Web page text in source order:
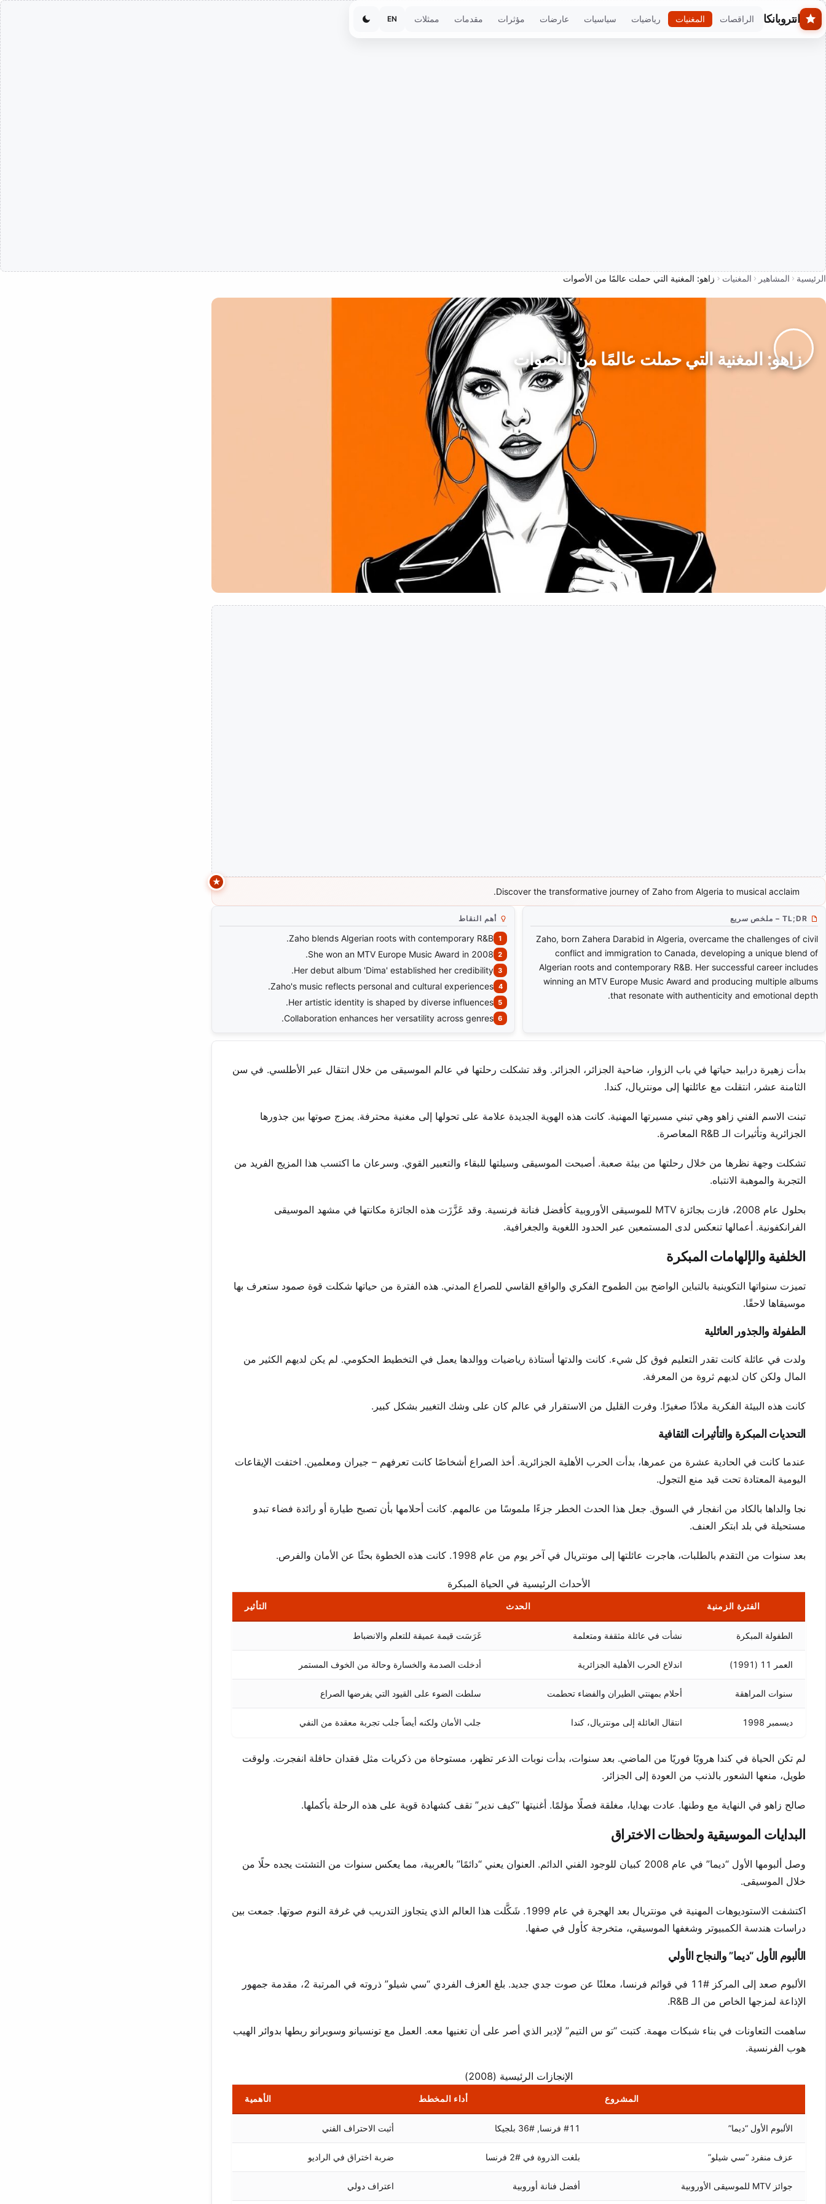
Skip to main content
انتروبانكا الراقصات المغنيات رياضيات سياسيات عارضات مؤثرات مقدمات ممثلات EN
الرئيسية المشاهير المغنيات زاهو: المغنية التي حملت عالمًا من الأصوات
زاهو: المغنية التي حملت عالمًا من الأصوات
Discover the transformative journey of Zaho from Algeria to musical acclaim.
TL;DR – ملخص سريع
Zaho, born Zahera Darabid in Algeria, overcame the challenges of civil
conflict and immigration to Canada, developing a unique blend of
Algerian roots and contemporary R&B. Her successful career includes
winning an MTV Europe Music Award and producing multiple albums
that resonate with authenticity and emotional depth.
أهم النقاط
Zaho blends Algerian roots with contemporary R&B.
She won an MTV Europe Music Award in 2008.
Her debut album 'Dima' established her credibility.
Zaho's music reflects personal and cultural experiences.
Her artistic identity is shaped by diverse influences.
Collaboration enhances her versatility across genres.
بدأت زهيرة درابيد حياتها في باب الزوار، ضاحية الجزائر، الجزائر. وقد تشكلت رحلتها في عالم الموسيقى من خلال انتقال عبر الأطلسي. في سن
الثامنة عشر، انتقلت مع عائلتها إلى مونتريال، كندا.
تبنت الاسم الفني زاهو وهي تبني مسيرتها المهنية. كانت هذه الهوية الجديدة علامة على تحولها إلى مغنية محترفة. يمزج صوتها بين جذورها
الجزائرية وتأثيرات الـ R&B المعاصرة.
تشكلت وجهة نظرها من خلال رحلتها من بيئة صعبة. أصبحت الموسيقى وسيلتها للبقاء والتعبير القوي. وسرعان ما اكتسب هذا المزيج الفريد من
التجربة والموهبة الانتباه.
بحلول عام 2008، فازت بجائزة MTV للموسيقى الأوروبية كأفضل فنانة فرنسية. وقد عَزَّزَت هذه الجائزة مكانتها في مشهد الموسيقى
الفرانكفونية. أعمالها تنعكس لدى المستمعين عبر الحدود اللغوية والجغرافية.
الخلفية والإلهامات المبكرة
تميزت سنواتها التكوينية بالتباين الواضح بين الطموح الفكري والواقع القاسي للصراع المدني. هذه الفترة من حياتها شكلت قوة صمود ستعرف بها
موسيقاها لاحقًا.
الطفولة والجذور العائلية
ولدت في عائلة كانت تقدر التعليم فوق كل شيء. كانت والدتها أستاذة رياضيات ووالدها يعمل في التخطيط الحكومي. لم يكن لديهم الكثير من
المال ولكن كان لديهم ثروة من المعرفة.
كانت هذه البيئة الفكرية ملاذًا صغيرًا. وفرت القليل من الاستقرار في عالم كان على وشك التغيير بشكل كبير.
التحديات المبكرة والتأثيرات الثقافية
عندما كانت في الحادية عشرة من عمرها، بدأت الحرب الأهلية الجزائرية. أخذ الصراع أشخاصًا كانت تعرفهم – جيران ومعلمين. اختفت الإيقاعات
اليومية المعتادة تحت قيد منع التجول.
نجا والداها بالكاد من انفجار في السوق. جعل هذا الحدث الخطر جزءًا ملموسًا من عالمهم. كانت أحلامها بأن تصبح طيارة أو رائدة فضاء تبدو
مستحيلة في بلد ابتكر العنف.
بعد سنوات من التقدم بالطلبات، هاجرت عائلتها إلى مونتريال في آخر يوم من عام 1998. كانت هذه الخطوة بحثًا عن الأمان والفرص.
الأحداث الرئيسية في الحياة المبكرة
الفترة الزمنية الحدث التأثير
الطفولة المبكرة نشأت في عائلة مثقفة ومتعلمة غَرَسَت قيمة عميقة للتعلم والانضباط
العمر 11 (1991) اندلاع الحرب الأهلية الجزائرية أدخلت الصدمة والخسارة وحالة من الخوف المستمر
سنوات المراهقة أحلام بمهنتي الطيران والفضاء تحطمت سلطت الضوء على القيود التي يفرضها الصراع
ديسمبر 1998 انتقال العائلة إلى مونتريال، كندا جلب الأمان ولكنه أيضاً جلب تجربة معقدة من النفي
لم تكن الحياة في كندا هروبًا فوريًا من الماضي. بعد سنوات، بدأت نوبات الذعر تظهر، مستوحاة من ذكريات مثل فقدان حافلة انفجرت. ولوقت
طويل، منعها الشعور بالذنب من العودة إلى الجزائر.
صالح زاهو في النهاية مع وطنها. عادت بهدايا، مغلقة فصلًا مؤلمًا. أغنيتها “كيف ندير” تقف كشهادة قوية على هذه الرحلة بأكملها.
البدايات الموسيقية ولحظات الاختراق
وصل ألبومها الأول “ديما” في عام 2008 كبيان للوجود الفني الدائم. العنوان يعني “دائمًا” بالعربية، مما يعكس سنوات من التشتت يجده حلًا من
خلال الموسيقى.
اكتشفت الاستوديوهات المهنية في مونتريال بعد الهجرة في عام 1999. شَكَّلت هذا العالم الذي يتجاوز التدريب في غرفة النوم صوتها. جمعت بين
دراسات هندسة الكمبيوتر وشغفها الموسيقي، متخرجة كأول في صفها.
الألبوم الأول “ديما” والنجاح الأولي
الألبوم صعد إلى المركز #11 في قوائم فرنسا، معلنًا عن صوت جدي جديد. بلغ العزف الفردي “سي شيلو” ذروته في المرتبة 2، مقدمة جمهور
الإذاعة لمزجها الخاص من الـ R&B.
ساهمت التعاونات في بناء شبكات مهمة. كتبت “تو س التيم” لإدير الذي أصر على أن تغنيها معه. العمل مع تونسيانو وسوبرانو ربطها بدوائر الهيب
هوب الفرنسية.
الإنجازات الرئيسية (2008)
المشروع أداء المخطط الأهمية
الألبوم الأول “ديما” #11 فرنسا, #36 بلجيكا أثبت الاحتراف الفني
عزف منفرد “سي شيلو” بلغت الذروة في #2 فرنسا ضربة اختراق في الراديو
جوائز MTV للموسيقى الأوروبية أفضل فنانة أوروبية اعتراف دولي